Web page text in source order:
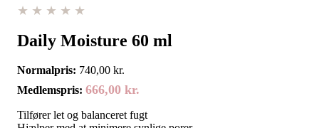
★★★★★
Daily Moisture 60 ml
Normalpris: 740,00 kr.
Medlemspris: 666,00 kr.
Tilfører let og balanceret fugt